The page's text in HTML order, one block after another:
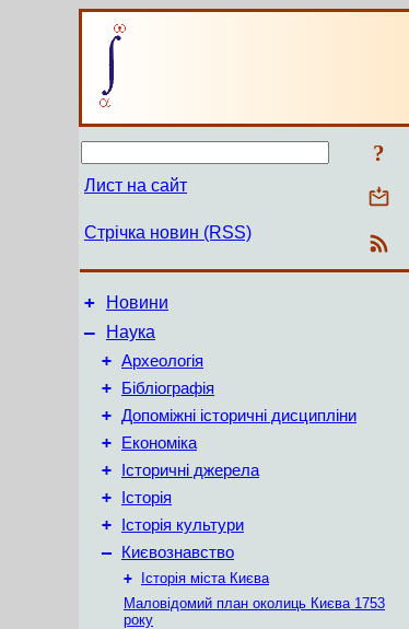
?
Лист на сайт
Стрічка новин (RSS)
+ Новини
–
Наука
+ Археологія
+ Бібліографія
+ Допоміжні історичні дисципліни
+ Економіка
+ Історичні джерела
+ Історія
+ Історія культури
– Києвознавство
+
Історія міста Києва
Маловідомий план околиць Києва 1753
року